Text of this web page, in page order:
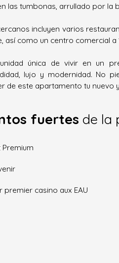
las tumbonas, arrullado por la
incluyen varios
así como un centro comercial a
única de vivir en un
lujo y modernidad. No
de este apartamento tu nuevo
fuertes de la
premier casino aux EAU